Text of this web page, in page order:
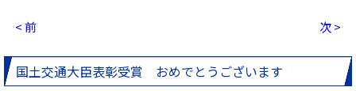
< 前 次 >
国土交通大臣表彰受賞 おめでとうございます